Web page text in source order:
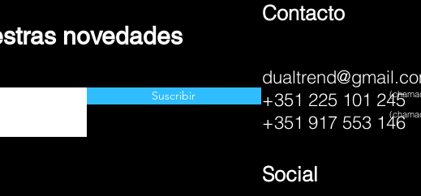
novedades
Suscribir
Contacto
+351 225 101 245
+351 917 553 146
Social